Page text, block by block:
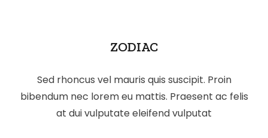
ZODIAC
Sed rhoncus vel mauris quis suscipit. Proin
bibendum nec lorem eu mattis. Praesent ac felis
at dui vulputate eleifend vulputat